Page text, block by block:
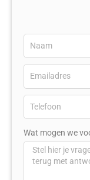
Wat mogen we